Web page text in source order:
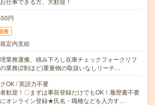
円
費
定内支給
業務運搬、積み下ろし在庫チェックフォークリフ
の業務(2割ほど)重量物の取扱いなしリーチ…
OK / 英語力不要
歓迎！〇まずは事前登録だけでもOK！履歴書不要
オンライン登録★氏名・職種などを入力す…